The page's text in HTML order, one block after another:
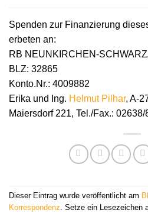
Spenden zur Finanzierung
erbeten an:
RB NEUNKIRCHEN-
BLZ: 32865
Konto.Nr.: 4009882
Erika und Ing. Helmut Pilhar, A-
Maiersdorf 221, Tel./Fax.: 02638/
Dieser Eintrag wurde veröffentlicht am
Korrespondenz. Setze ein Lesezeichen